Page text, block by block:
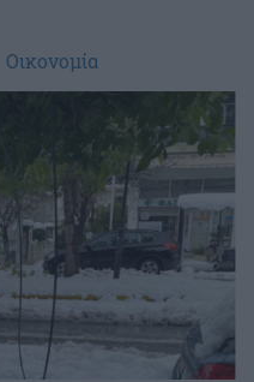
Οικονομία